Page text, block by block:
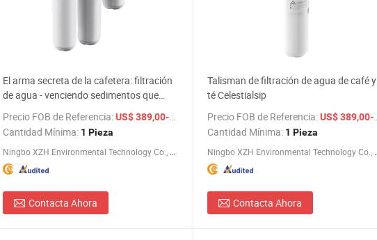
/ Pieza
El arma secreta de la cafetera: filtración
de agua - venciendo sedimentos que
elevan el sabor
Precio FOB de Referencia:US$ 389,00-399,00
/ Pieza
Cantidad Mínima: 1 Pieza
Contacta Ahora
Talisman de filtración de agua de café y
té Celestialsip
Precio FOB de Referencia:US$ 389,00-399,00
Cantidad Mínima: 1 Pieza
Contacta Ahora